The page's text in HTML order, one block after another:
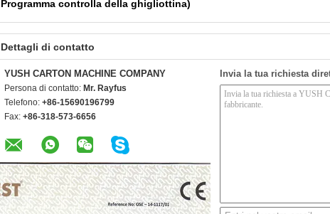
Programma controlla della ghigliottina)
Dettagli di contatto
YUSH CARTON MACHINE COMPANY
Persona di contatto: Mr. Rayfus
Telefono: +86-15690196799
Fax: +86-318-573-6656
Invia la tua richiesta